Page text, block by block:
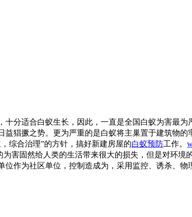
分适合白蚁生长，因此，一直是全国白蚁为害最为
猖撅之势。更为严重的是白蚁将主巢置于建筑物
综合治理”的方针，搞好新建房屋的白蚁预防工作。
害固然给人类的生活带来很大的损失，但是对环境
位作为社区单位，控制造成为，采用监控、诱杀、